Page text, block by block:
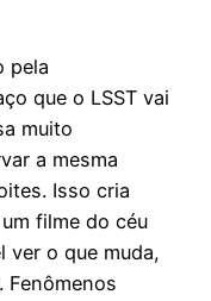
pela
que o LSST vai
muito
a mesma
Isso cria
filme do céu
ver o que muda,
Fenômenos